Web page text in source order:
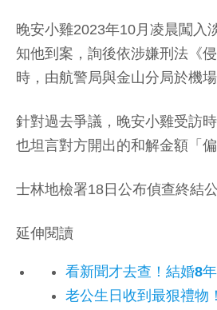
晚安小雞2023年10月凌晨闖入
知他到案，詢後依涉嫌刑法《
時，由航警局與金山分局於機場
針對過去爭議，晚安小雞受訪
也坦言對方開出的和解金額「
士林地檢署18日公布偵查終結
延伸閱讀
看新聞才去查！結婚8
老公生日收到最狠禮